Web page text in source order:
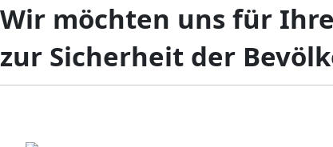
Wir möchten uns für
zur Sicherheit der